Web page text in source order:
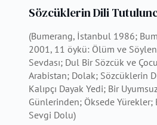
Sözcüklerin Dili
(Bumerang, İstanbul 1986;
2001, 11 öykü: Ölüm ve
Sevdası; Dul Bir Sözcük ve
Arabistan; Dolak; Sözcüklerin
Kalıpçı Dayak Yedi; Bir
Günlerinden; Öksede Yürekler;
Sevgi Dolu)